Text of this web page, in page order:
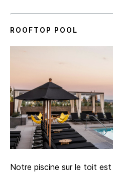
Notre piscine sur le toit